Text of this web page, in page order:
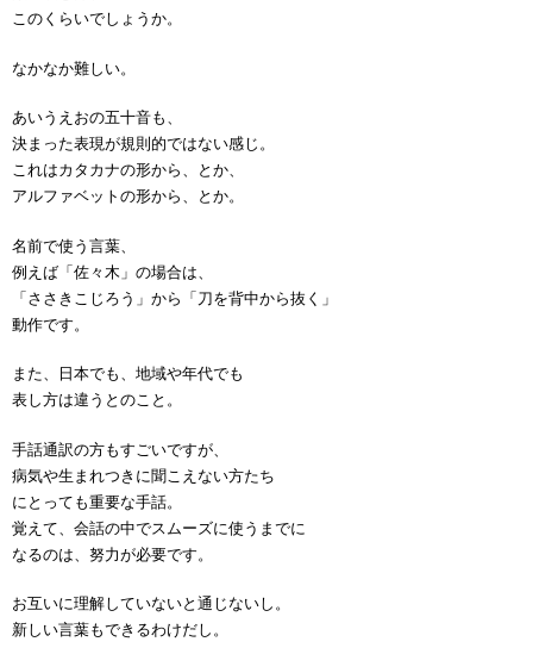
このくらいでしょうか。
なかなか難しい。
あいうえおの五十音も、
決まった表現が規則的ではない感じ。
これはカタカナの形から、とか、
アルファベットの形から、とか。
名前で使う言葉、
例えば「佐々木」の場合は、
「ささきこじろう」から「刀を背中から抜く」
動作です。
また、日本でも、地域や年代でも
表し方は違うとのこと。
手話通訳の方もすごいですが、
病気や生まれつきに聞こえない方たち
にとっても重要な手話。
覚えて、会話の中でスムーズに使うまでに
なるのは、努力が必要です。
お互いに理解していないと通じないし。
新しい言葉もできるわけだし。